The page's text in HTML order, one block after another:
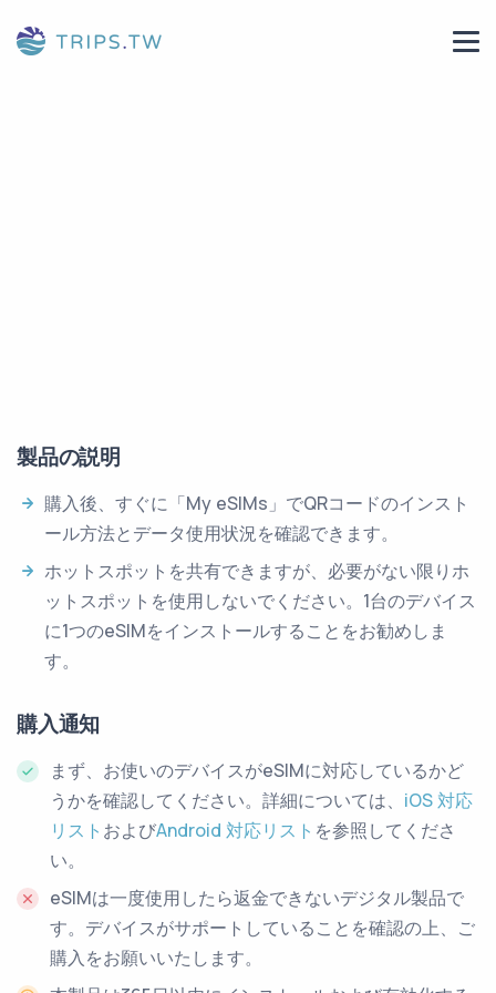
製品の説明
購入後、すぐに「My eSIMs」でQRコードのインスト
ール方法とデータ使用状況を確認できます。
ホットスポットを共有できますが、必要がない限りホ
ットスポットを使用しないでください。1台のデバイス
に1つのeSIMをインストールすることをお勧めしま
す。
購入通知
まず、お使いのデバイスがeSIMに対応しているかど
うかを確認してください。詳細については、 iOS 対応
リスト およびAndroid 対応リスト を参照してくださ
い。
eSIMは一度使用したら返金できないデジタル製品で
す。デバイスがサポートしていることを確認の上、ご
購入をお願いいたします。